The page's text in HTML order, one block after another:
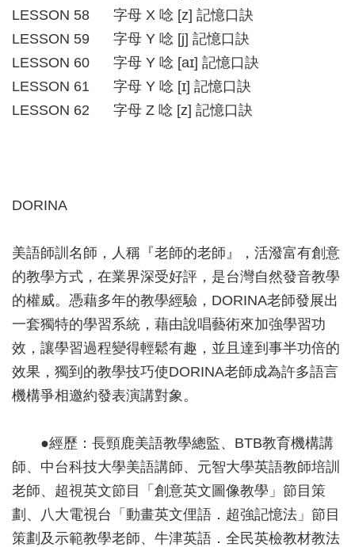
LESSON 58 字母 X 唸 [z] 記憶口訣
LESSON 59 字母 Y 唸 [j] 記憶口訣
LESSON 60 字母 Y 唸 [aɪ] 記憶口訣
LESSON 61 字母 Y 唸 [ɪ] 記憶口訣
LESSON 62 字母 Z 唸 [z] 記憶口訣
DORINA
美語師訓名師，人稱『老師的老師』，活潑富有創意
的教學方式，在業界深受好評，是台灣自然發音教學
的權威。憑藉多年的教學經驗，DORINA老師發展出
一套獨特的學習系統，藉由說唱藝術來加強學習功
效，讓學習過程變得輕鬆有趣，並且達到事半功倍的
效果，獨到的教學技巧使DORINA老師成為許多語言
機構爭相邀約發表演講對象。
●經歷：長頸鹿美語教學總監、BTB教育機構講
師、中台科技大學美語講師、元智大學英語教師培訓
老師、超視英文節目「創意英文圖像教學」節目策
劃、八大電視台「動畫英文俚語．超強記憶法」節目
策劃及示範教學老師、牛津英語．全民英檢教材教法